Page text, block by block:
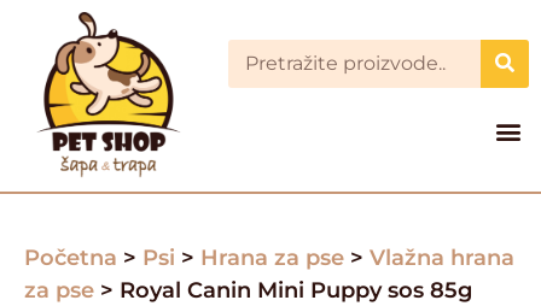
Početna > Psi > Hrana za pse > Vlažna hrana
za pse > Royal Canin Mini Puppy sos 85g